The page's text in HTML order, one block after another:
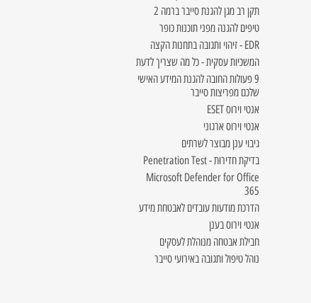
תקן רב מגן להגנת סייבר ברמה 2
טיפים להגנה מפני תוכנות כופר
EDR - זיהוי ותגובה בתחנות הקצה
המשכיות עסקית - כל מה שצריך לדעת
9 פעולות החובה להגנת המידע האישי
שלכם מפריצות סייבר
אנטי וירוס ESET
אנטי וירוס ארגוני
גיבוי ענן מבוצר לשרתים
בדיקת חדירוּת - Penetration Test
Microsoft Defender for Office
365
הדרכת מודעות עובדים לאבטחת מידע
אנטי וירוס בענן
חבילת אבטחה מנוהלת לעסקים
נוהל טיפול ותגובה באירועי סייבר